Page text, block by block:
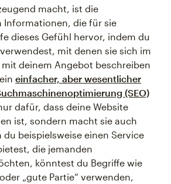
macht, ist die
Informationen, die für sie
dieses Gefühl hervor, indem du
mit denen sie sich im
deinem Angebot beschreiben
einfacher, aber wesentlicher
(SEO)
dafür, dass deine Website
ist, sondern macht sie auch
du beispielsweise einen Service
die jemanden
könntest du Begriffe wie
„gute Partie“ verwenden,